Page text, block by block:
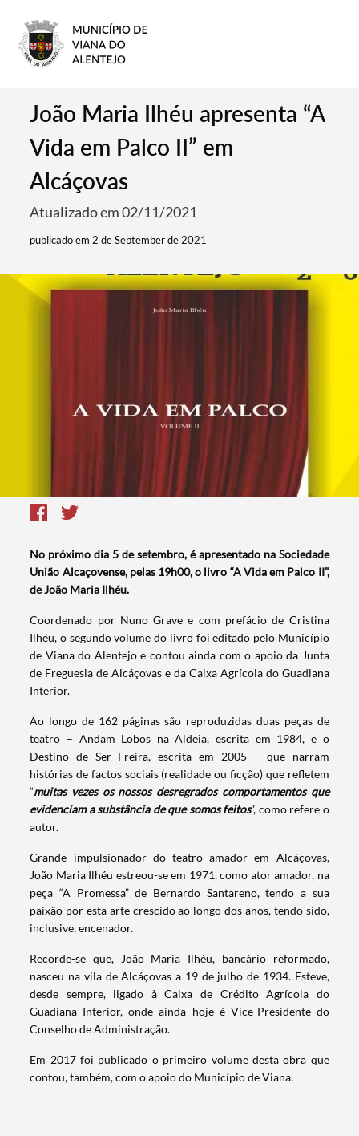
Termo de Pesquisa
João Maria Ilhéu apresenta “A
Vida em Palco II” em
Alcáçovas
Atualizado em 02/11/2021
publicado em 2 de September de 2021
No próximo dia 5 de setembro, é apresentado na Sociedade
União Alcaçovense, pelas 19h00, o livro “A Vida em Palco II”,
de João Maria Ilhéu.
Coordenado por Nuno Grave e com prefácio de Cristina
Ilhéu, o segundo volume do livro foi editado pelo Município
de Viana do Alentejo e contou ainda com o apoio da Junta
de Freguesia de Alcáçovas e da Caixa Agrícola do Guadiana
Interior.
Ao longo de 162 páginas são reproduzidas duas peças de
teatro – Andam Lobos na Aldeia, escrita em 1984, e o
Destino de Ser Freira, escrita em 2005 – que narram
histórias de factos sociais (realidade ou ficção) que refletem
“muitas vezes os nossos desregrados comportamentos que
evidenciam a substância de que somos feitos”, como refere o
autor.
Grande impulsionador do teatro amador em Alcáçovas,
João Maria Ilhéu estreou-se em 1971, como ator amador, na
peça “A Promessa” de Bernardo Santareno, tendo a sua
paixão por esta arte crescido ao longo dos anos, tendo sido,
inclusive, encenador.
Recorde-se que, João Maria Ilhéu, bancário reformado,
nasceu na vila de Alcáçovas a 19 de julho de 1934. Esteve,
desde sempre, ligado à Caixa de Crédito Agrícola do
Guadiana Interior, onde ainda hoje é Vice-Presidente do
Conselho de Administração.
Em 2017 foi publicado o primeiro volume desta obra que
contou, também, com o apoio do Município de Viana.